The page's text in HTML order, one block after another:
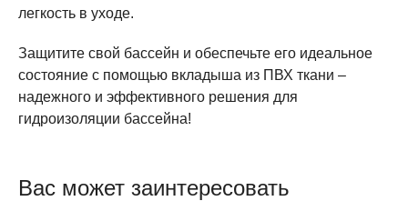
легкость в уходе.
Защитите свой бассейн и обеспечьте его идеальное
состояние с помощью вкладыша из ПВХ ткани –
надежного и эффективного решения для
гидроизоляции бассейна!
Вас может заинтересовать